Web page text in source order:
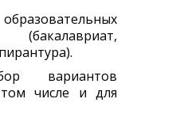
вариантов
числе и для